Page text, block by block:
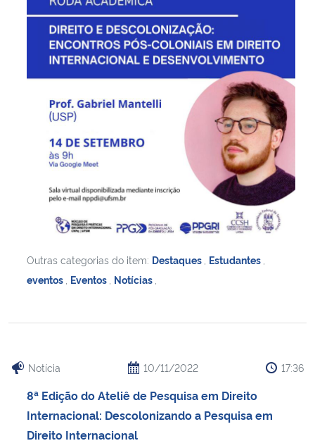
Outras categorias do item: Destaques Estudantes
eventos Eventos Notícias
Notícia 10/11/2022 17:36
8ª Edição do Ateliê de Pesquisa em Direito
Internacional: Descolonizando a Pesquisa em
Direito Internacional